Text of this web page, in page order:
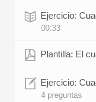
Ejercicio:
00:33
Plantilla: El
Ejercicio:
4 preguntas